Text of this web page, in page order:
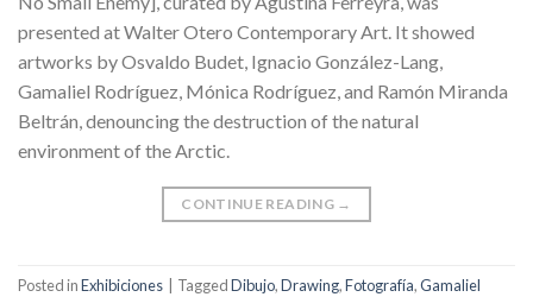
presented at Walter Otero Contemporary Art. It showed
artworks by Osvaldo Budet, Ignacio González-Lang,
Gamaliel Rodríguez, Mónica Rodríguez, and Ramón Miranda
Beltrán, denouncing the destruction of the natural
environment of the Arctic.
CONTINUE READING →
Posted inExhibiciones TaggedDibujo,Drawing,Fotografía,Gamaliel